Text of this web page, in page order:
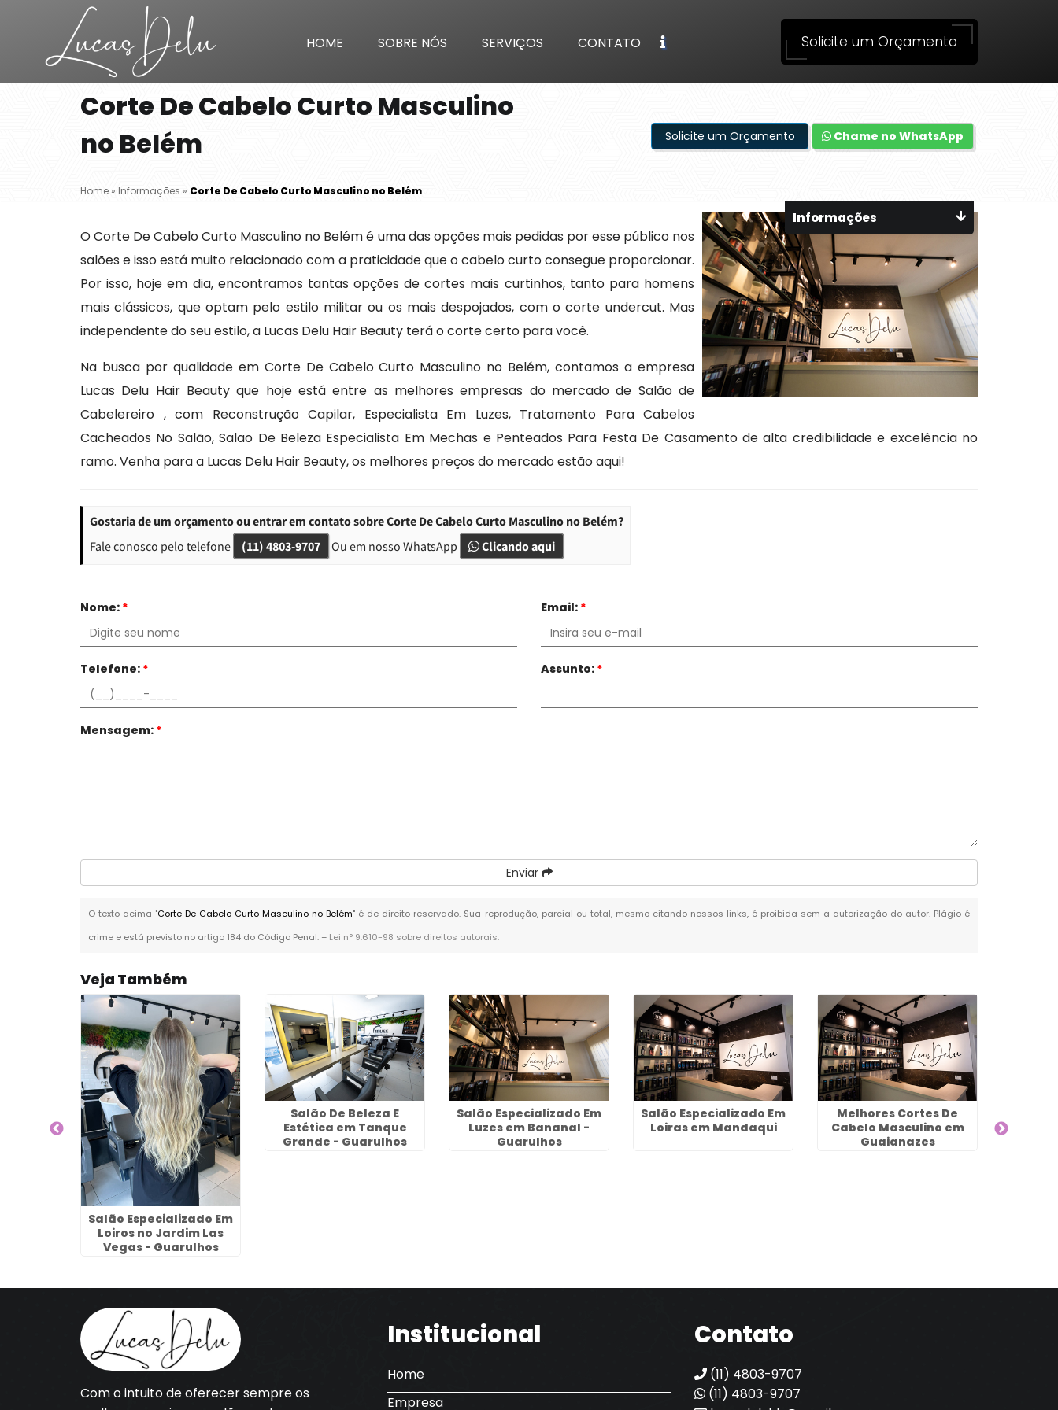
HOME SOBRE NÓS SERVIÇOS CONTATO Solicite um Orçamento
Corte De Cabelo Curto Masculino
no Belém
Home » Informações » Corte De Cabelo Curto Masculino no Belém
Solicite um Orçamento Chame no WhatsApp
O Corte De Cabelo Curto Masculino no Belém é uma das opções mais pedidas por esse público nos
salões e isso está muito relacionado com a praticidade que o cabelo curto consegue proporcionar.
Por isso, hoje em dia, encontramos tantas opções de cortes mais curtinhos, tanto para homens
mais clássicos, que optam pelo estilo militar ou os mais despojados, com o corte undercut. Mas
independente do seu estilo, a Lucas Delu Hair Beauty terá o corte certo para você.
Na busca por qualidade em Corte De Cabelo Curto Masculino no Belém, contamos a empresa
Lucas Delu Hair Beauty que hoje está entre as melhores empresas do mercado de Salão de
Cabelereiro , com Reconstrução Capilar, Especialista Em Luzes, Tratamento Para Cabelos
Cacheados No Salão, Salao De Beleza Especialista Em Mechas e Penteados Para Festa De Casamento de alta credibilidade e excelência no
ramo. Venha para a Lucas Delu Hair Beauty, os melhores preços do mercado estão aqui!
Gostaria de um orçamento ou entrar em contato sobre Corte De Cabelo Curto Masculino no Belém?
Fale conosco pelo telefone
(11) 4803-9707 Ou em nosso WhatsApp Clicando aqui
Nome: * Email: *
Telefone: * Assunto: *
Mensagem: *
Enviar
O texto acima "Corte De Cabelo Curto Masculino no Belém" é de direito reservado. Sua reprodução, parcial ou total, mesmo citando nossos links, é proibida sem a autorização do autor. Plágio é
crime e está previsto no artigo 184 do Código Penal. – Lei n° 9.610-98 sobre direitos autorais.
Informações
Veja Também
Jardim
Salão Especializado Em
Loiros no Jardim Las
Vegas - Guarulhos
Salão De Beleza E
Estética em Tanque
Grande - Guarulhos
Salão Especializado Em
Luzes em Bananal -
Guarulhos
Salão Especializado Em
Loiras em Mandaqui
Melhores Cortes De
Cabelo Masculino em
Guaianazes
Com o intuito de oferecer sempre os
Institucional
Home
Empresa
Contato
(11) 4803-9707
(11) 4803-9707